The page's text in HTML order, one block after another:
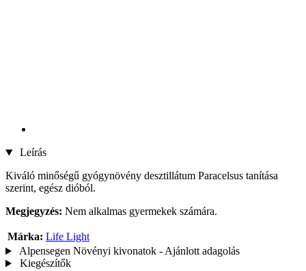
Leírás
Kiváló minőségű gyógynövény desztillátum Paracelsus tanítása
szerint, egész dióból.
Megjegyzés: Nem alkalmas gyermekek számára.
Márka: Life Light
Alpensegen Növényi kivonatok - Ajánlott adagolás
Kiegészítők